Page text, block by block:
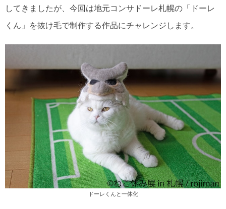
してきましたが、今回は地元コンサドーレ札幌の「ドーレ
くん」を抜け毛で制作する作品にチャレンジします。
ドーレくんと一体化